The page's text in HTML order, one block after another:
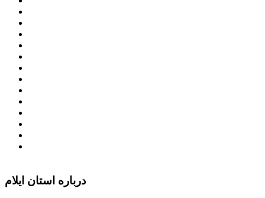
درباره استان ایلام